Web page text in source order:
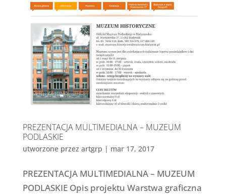
PREZENTACJA MULTIMEDIALNA – MUZEUM
PODLASKIE
utworzone przez artgrp | mar 17, 2017
PREZENTACJA MULTIMEDIALNA – MUZEUM
PODLASKIE Opis projektu Warstwa graficzna